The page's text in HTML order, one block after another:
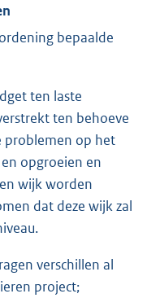
bepaalde
ten laste
ten behoeve
problemen op het
opgroeien en
wijk worden
dat deze wijk zal
verschillen al
project;